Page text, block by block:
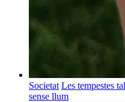
Societat Les tempestes
sense llum